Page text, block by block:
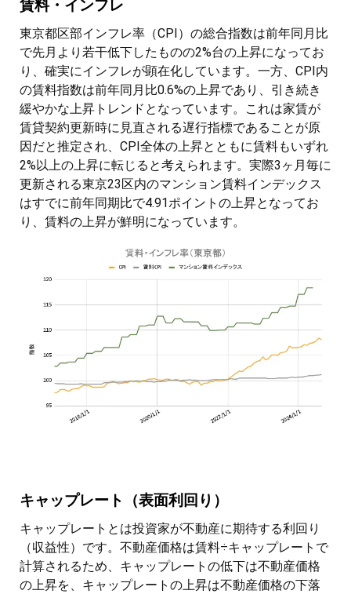
賃料・インフレ
東京都区部インフレ率（CPI）の総合指数は前年同月比
で先月より若干低下したものの2%台の上昇になってお
り、確実にインフレが顕在化しています。一方、CPI内
の賃料指数は前年同月比0.6%の上昇であり、引き続き
緩やかな上昇トレンドとなっています。これは家賃が
賃貸契約更新時に見直される遅行指標であることが原
因だと推定され、CPI全体の上昇とともに賃料もいずれ
2%以上の上昇に転じると考えられます。実際3ヶ月毎に
更新される東京23区内のマンション賃料インデックス
はすでに前年同期比で4.91ポイントの上昇となってお
り、賃料の上昇が鮮明になっています。
キャップレート（表面利回り）
キャップレートとは投資家が不動産に期待する利回り
（収益性）です。不動産価格は賃料÷キャップレートで
計算されるため、キャップレートの低下は不動産価格
の上昇を、キャップレートの上昇は不動産価格の下落